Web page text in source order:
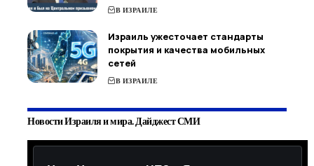
В ИЗРАИЛЕ
Израиль ужесточает стандарты
покрытия и качества мобильных
сетей
В ИЗРАИЛЕ
Новости Израиля и мира. Дайджест СМИ